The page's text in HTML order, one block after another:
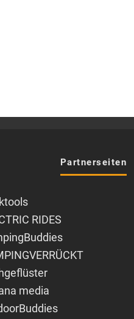
Partnerseiten
RIDES
media